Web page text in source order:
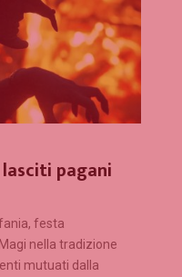
lasciti pagani
festa
nella tradizione
mutuati dalla